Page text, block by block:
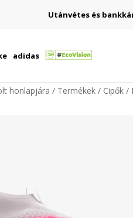
Utánvétes és
adidas
honlapjára Termékek Cipők